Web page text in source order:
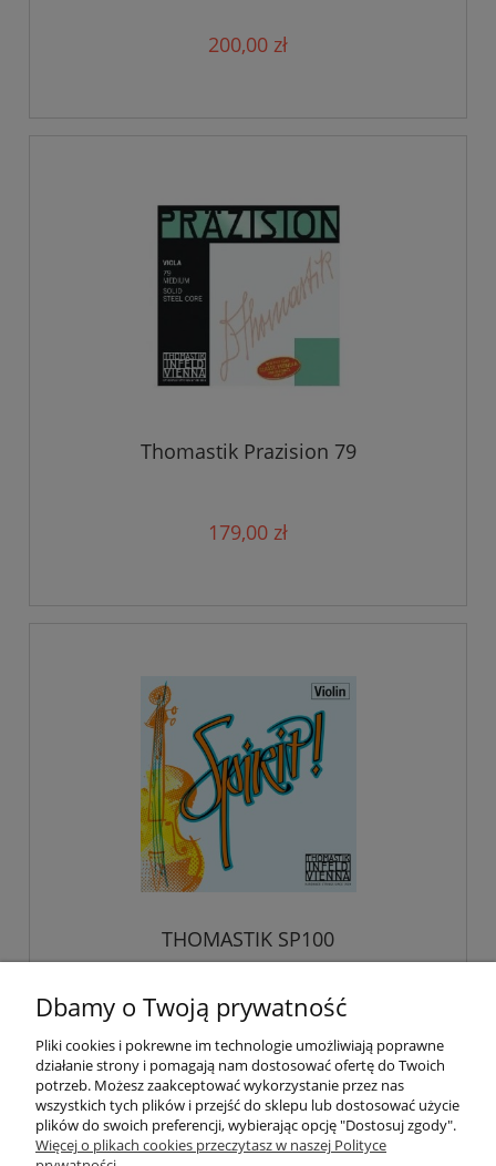
200,00 zł
Thomastik Prazision 79
179,00 zł
THOMASTIK SP100
159,50 zł
Pomoc
Dbamy o Twoją prywatność
Pliki cookies i pokrewne im technologie umożliwiają poprawne
działanie strony i pomagają nam dostosować ofertę do Twoich
potrzeb. Możesz zaakceptować wykorzystanie przez nas
wszystkich tych plików i przejść do sklepu lub dostosować użycie
plików do swoich preferencji, wybierając opcję "Dostosuj zgody".
Więcej o plikach cookies przeczytasz w naszej Polityce